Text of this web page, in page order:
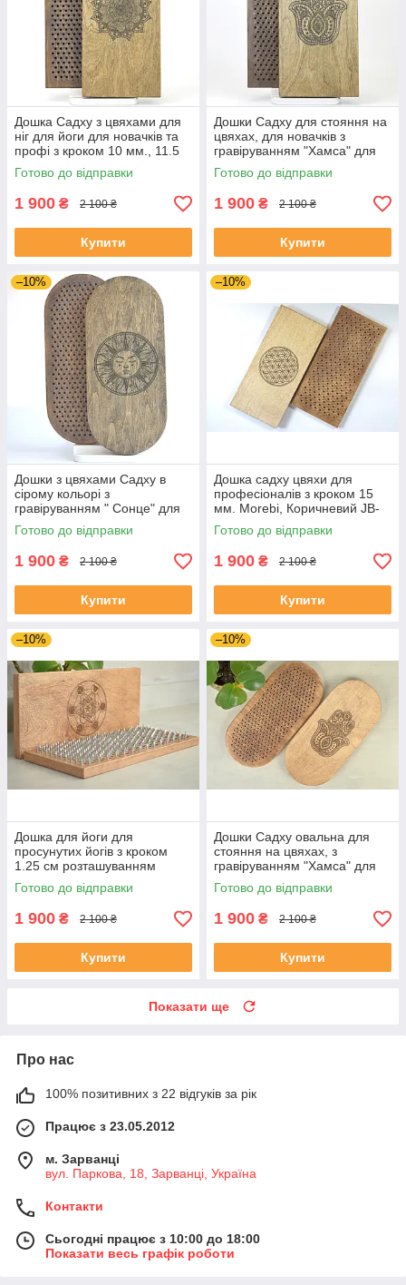
Дошка Садху з цвяхами для
ніг для йоги для новачків та
профі з кроком 10 мм., 11.5
мм, 12.5ммю, 15 мм з
гравіруванням "Мандала"
Готово до відправки
1 900 ₴ 2 100 ₴
Купити
Дошки Садху для стояння на
цвяхах, для новачків з
гравіруванням "Хамса" для
початківців з кроком 10 ммм
Готово до відправки
1 900 ₴ 2 100 ₴
Купити
–10%
Дошки з цвяхами Садху в
сірому кольорі з
гравіруванням " Сонце" для
новачків з кроком 1 см, на
подарунок йогу
Готово до відправки
1 900 ₴ 2 100 ₴
Купити
–10%
Дошка садху цвяхи для
професіоналів з кроком 15
мм. Morebi, Коричневий JB-
156
Готово до відправки
1 900 ₴ 2 100 ₴
Купити
–10%
Дошка для йоги для
просунутих йогів з кроком
1.25 см розташуванням
цвяхів Квітка Життя JB-112
Готово до відправки
1 900 ₴ 2 100 ₴
Купити
–10%
Дошки Садху овальна для
стояння на цвяхах, з
гравіруванням "Хамса" для
початківців з кроком 1 см,
подарунок йогу
Готово до відправки
1 900 ₴ 2 100 ₴
Купити
Показати ще
Про нас
100% позитивних з 22 відгуків за рік
Працює з 23.05.2012
м. Зарванці
вул. Паркова, 18, Зарванці, Україна
Контакти
Сьогодні працює з 10:00 до 18:00
Показати весь графік роботи